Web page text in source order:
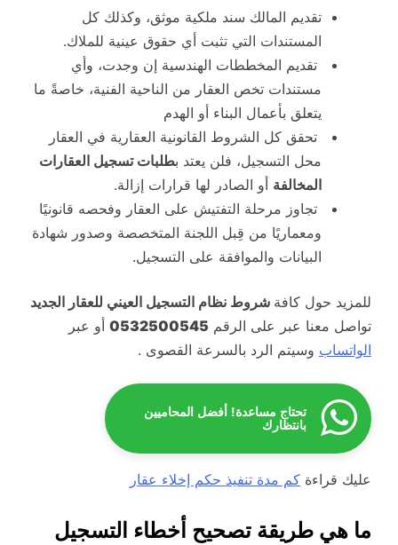
تقديم المالك سند ملكية موثق، وكذلك كل
المستندات التي تثبت أي حقوق عينية للملاك.
تقديم المخططات الهندسية إن وجدت، وأي
مستندات تخص العقار من الناحية الفنية، خاصةً ما
يتعلق بأعمال البناء أو الهدم
تحقق كل الشروط القانونية العقارية في العقار
محل التسجيل، فلن يعتد بطلبات تسجيل العقارات
المخالفة أو الصادر لها قرارات إزالة.
تجاوز مرحلة التفتيش على العقار وفحصه قانونيًا
ومعماريًا من قِبل اللجنة المتخصصة وصدور شهادة
البيانات والموافقة على التسجيل.
للمزيد حول كافة شروط نظام التسجيل العيني للعقار الجديد
تواصل معنا عبر على الرقم 0532500545 أو عبر
الواتساب وسيتم الرد بالسرعة القصوى .
تحتاج مساعدة! أفضل المحاميين
بانتظارك
عليك قراءة كم مدة تنفيذ حكم إخلاء عقار
ما هي طريقة تصحيح أخطاء التسجيل